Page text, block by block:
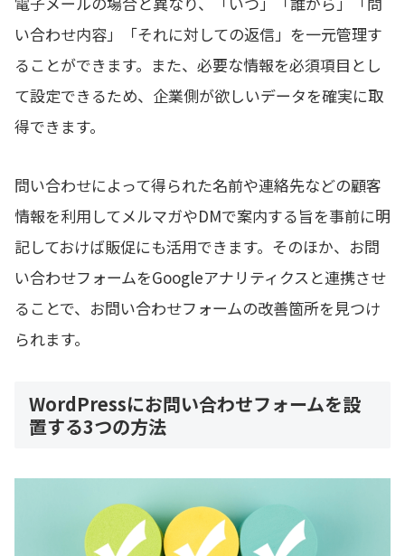
い合わせ内容」「それに対しての返信」を一元管理す
ることができます。また、必要な情報を必須項目とし
て設定できるため、企業側が欲しいデータを確実に取
得できます。
問い合わせによって得られた名前や連絡先などの顧客
情報を利用してメルマガやDMで案内する旨を事前に明
記しておけば販促にも活用できます。そのほか、お問
い合わせフォームをGoogleアナリティクスと連携させ
ることで、お問い合わせフォームの改善箇所を見つけ
られます。
WordPressにお問い合わせフォームを設
置する3つの方法